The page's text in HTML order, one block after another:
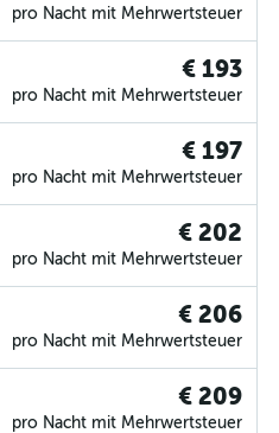
pro Nacht mit Mehrwertsteuer
€ 193
pro Nacht mit Mehrwertsteuer
€ 197
pro Nacht mit Mehrwertsteuer
€ 202
pro Nacht mit Mehrwertsteuer
€ 206
pro Nacht mit Mehrwertsteuer
€ 209
pro Nacht mit Mehrwertsteuer